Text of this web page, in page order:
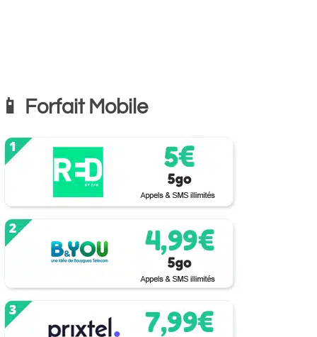
📱 Forfait Mobile